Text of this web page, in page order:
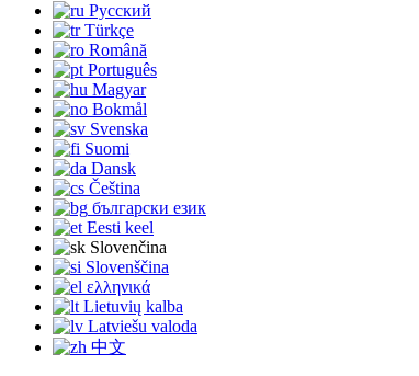
Русский
Türkçe
Română
Português
Magyar
Bokmål
Svenska
Suomi
Dansk
Čeština
български език
Eesti keel
Slovenčina
Slovenščina
ελληνικά
Lietuvių kalba
Latviešu valoda
中文